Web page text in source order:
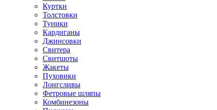
Куртки
Толстовки
Туники
Кардиганы
Джинсовки
Свитера
Свитшоты
Жакеты
Пуховики
Лонгсливы
Фетровые шляпы
Комбинезоны